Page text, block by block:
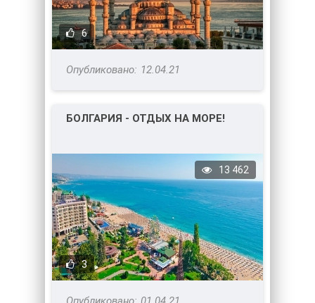
6
12.04.21
БОЛГАРИЯ - ОТДЫХ НА МОРЕ!
3
13 462